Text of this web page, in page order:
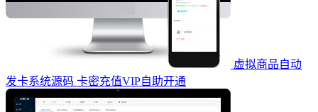
虚拟商品自动
发卡系统源码 卡密充值VIP自助开通